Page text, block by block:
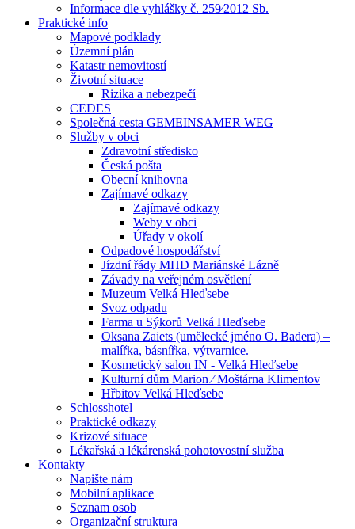
Informace dle vyhlášky č. 259⁄2012 Sb.
Praktické info
Mapové podklady
Územní plán
Katastr nemovitostí
Životní situace
Rizika a nebezpečí
CEDES
Společná cesta GEMEINSAMER WEG
Služby v obci
Zdravotní středisko
Česká pošta
Obecní knihovna
Zajímavé odkazy
Zajímavé odkazy
Weby v obci
Úřady v okolí
Odpadové hospodářství
Jízdní řády MHD Mariánské Lázně
Závady na veřejném osvětlení
Muzeum Velká Hleďsebe
Svoz odpadu
Farma u Sýkorů Velká Hleďsebe
Oksana Zaiets (umělecké jméno O. Badera) –
malířka, básnířka, výtvarnice.
Kosmetický salon IN - Velká Hleďsebe
Kulturní dům Marion ⁄ Moštárna Klimentov
Hřbitov Velká Hleďsebe
Schlosshotel
Praktické odkazy
Krizové situace
Lékařská a lékárenská pohotovostní služba
Kontakty
Napište nám
Mobilní aplikace
Seznam osob
Organizační struktura